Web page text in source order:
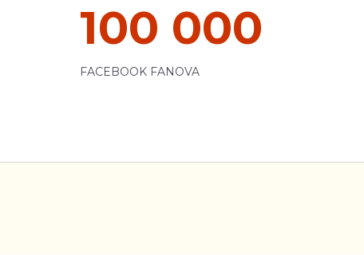
100 000
FACEBOOK FANOVA